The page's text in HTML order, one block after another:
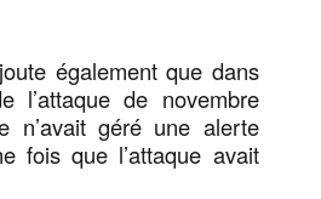
également que dans
l’attaque de novembre
n’avait géré une alerte
fois que l’attaque avait